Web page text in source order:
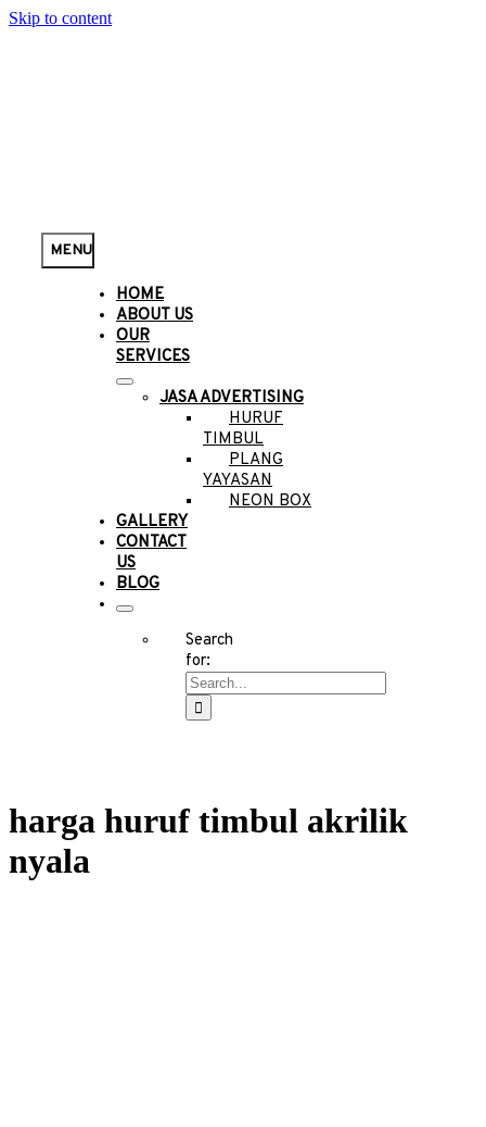
Skip to content
MENU
HOME
ABOUT US
OUR
SERVICES
JASA ADVERTISING
HURUF
TIMBUL
PLANG
YAYASAN
NEON BOX
GALLERY
CONTACT
US
BLOG
Search
for:
harga huruf timbul akrilik
nyala